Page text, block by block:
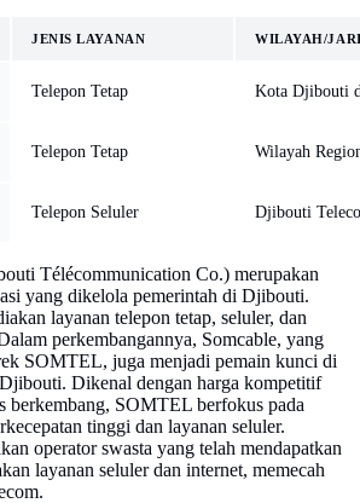
JENIS LAYANAN WILAYAH/
Telepon Tetap Kota Djibouti
Telepon Tetap Wilayah
Telepon Seluler Djibouti
Télécommunication Co.) merupakan
yang dikelola pemerintah di Djibouti.
layanan telepon tetap, seluler, dan
perkembangannya, Somcable, yang
SOMTEL, juga menjadi pemain kunci di
Dikenal dengan harga kompetitif
berkembang, SOMTEL berfokus pada
tinggi dan layanan seluler.
operator swasta yang telah mendapatkan
layanan seluler dan internet, memecah